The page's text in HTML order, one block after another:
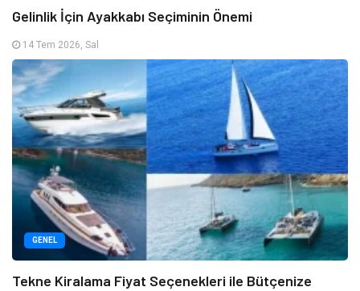
Gelinlik İçin Ayakkabı Seçiminin Önemi
14 Tem 2026, Sal
GENEL
Tekne Kiralama Fiyat Seçenekleri ile Bütçenize